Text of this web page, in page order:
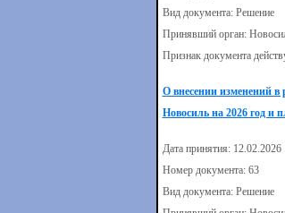
Вид документа: Решение
Принявший орган:
Признак документа
О внесении изменений в
Новосиль на 2026 год и
Дата принятия: 12.02.2026
Номер документа: 63
Вид документа: Решение